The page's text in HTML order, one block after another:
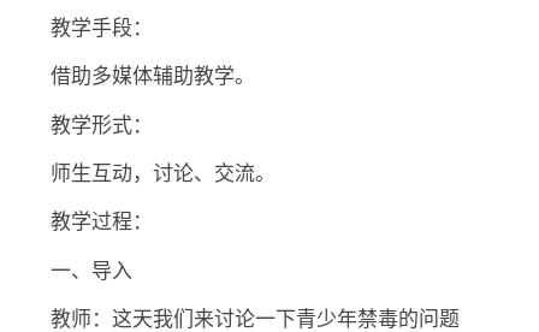
教学手段：
借助多媒体辅助教学。
教学形式：
师生互动，讨论、交流。
教学过程：
一、导入
教师：这天我们来讨论一下青少年禁毒的问题